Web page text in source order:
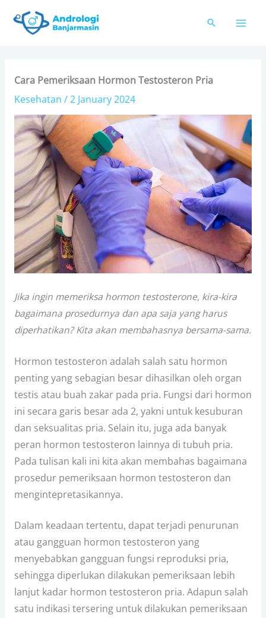
Cara Pemeriksaan Hormon Testosteron Pria
Kesehatan /2 January 2024
Jika ingin memeriksa hormon testosterone, kira-kira
bagaimana prosedurnya dan apa saja yang harus
diperhatikan? Kita akan membahasnya bersama-sama.
Hormon testosteron adalah salah satu hormon
penting yang sebagian besar dihasilkan oleh organ
testis atau buah zakar pada pria. Fungsi dari hormon
ini secara garis besar ada 2, yakni untuk kesuburan
dan seksualitas pria. Selain itu, juga ada banyak
peran hormon testosteron lainnya di tubuh pria.
Pada tulisan kali ini kita akan membahas bagaimana
prosedur pemeriksaan hormon testosteron dan
mengintepretasikannya.
Dalam keadaan tertentu, dapat terjadi penurunan
atau gangguan hormon testosteron yang
menyebabkan gangguan fungsi reproduksi pria,
sehingga diperlukan dilakukan pemeriksaan lebih
lanjut kadar hormon testosteron pria. Adapun salah
satu indikasi tersering untuk dilakukan pemeriksaan